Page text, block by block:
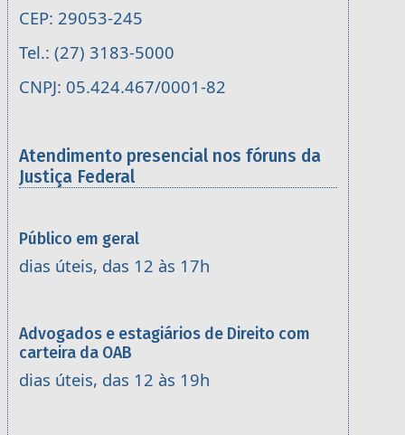
CEP: 29053-245
Tel.: (27) 3183-5000
CNPJ: 05.424.467/0001-82
Atendimento presencial nos fóruns da
Justiça Federal
Público em geral
dias úteis, das 12 às 17h
Advogados e estagiários de Direito com
carteira da OAB
dias úteis, das 12 às 19h